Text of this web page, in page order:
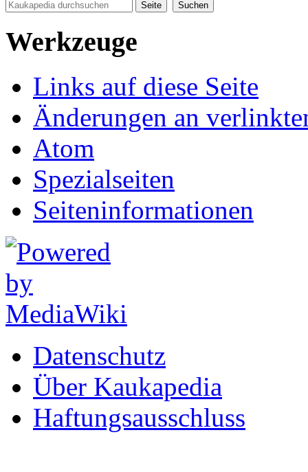
Werkzeuge
Links auf diese Seite
Änderungen an
Atom
Spezialseiten
Seiten­informationen
Datenschutz
Über Kaukapedia
Haftungsausschluss